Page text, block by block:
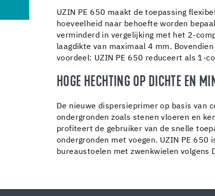
UZIN PE 650 maakt de toepassing
hoeveelheid naar behoefte worden
verminderd in vergelijking met het 2-
laagdikte van maximaal 4 mm.
voordeel: UZIN PE 650 reduceert als 1-
HOGE HECHTING OP DICHTE EN
De nieuwe dispersieprimer op basis van
ondergronden zoals stenen vloeren en
profiteert de gebruiker van de snelle
ondergronden met voegen. UZIN PE
bureaustoelen met zwenkwielen volgens